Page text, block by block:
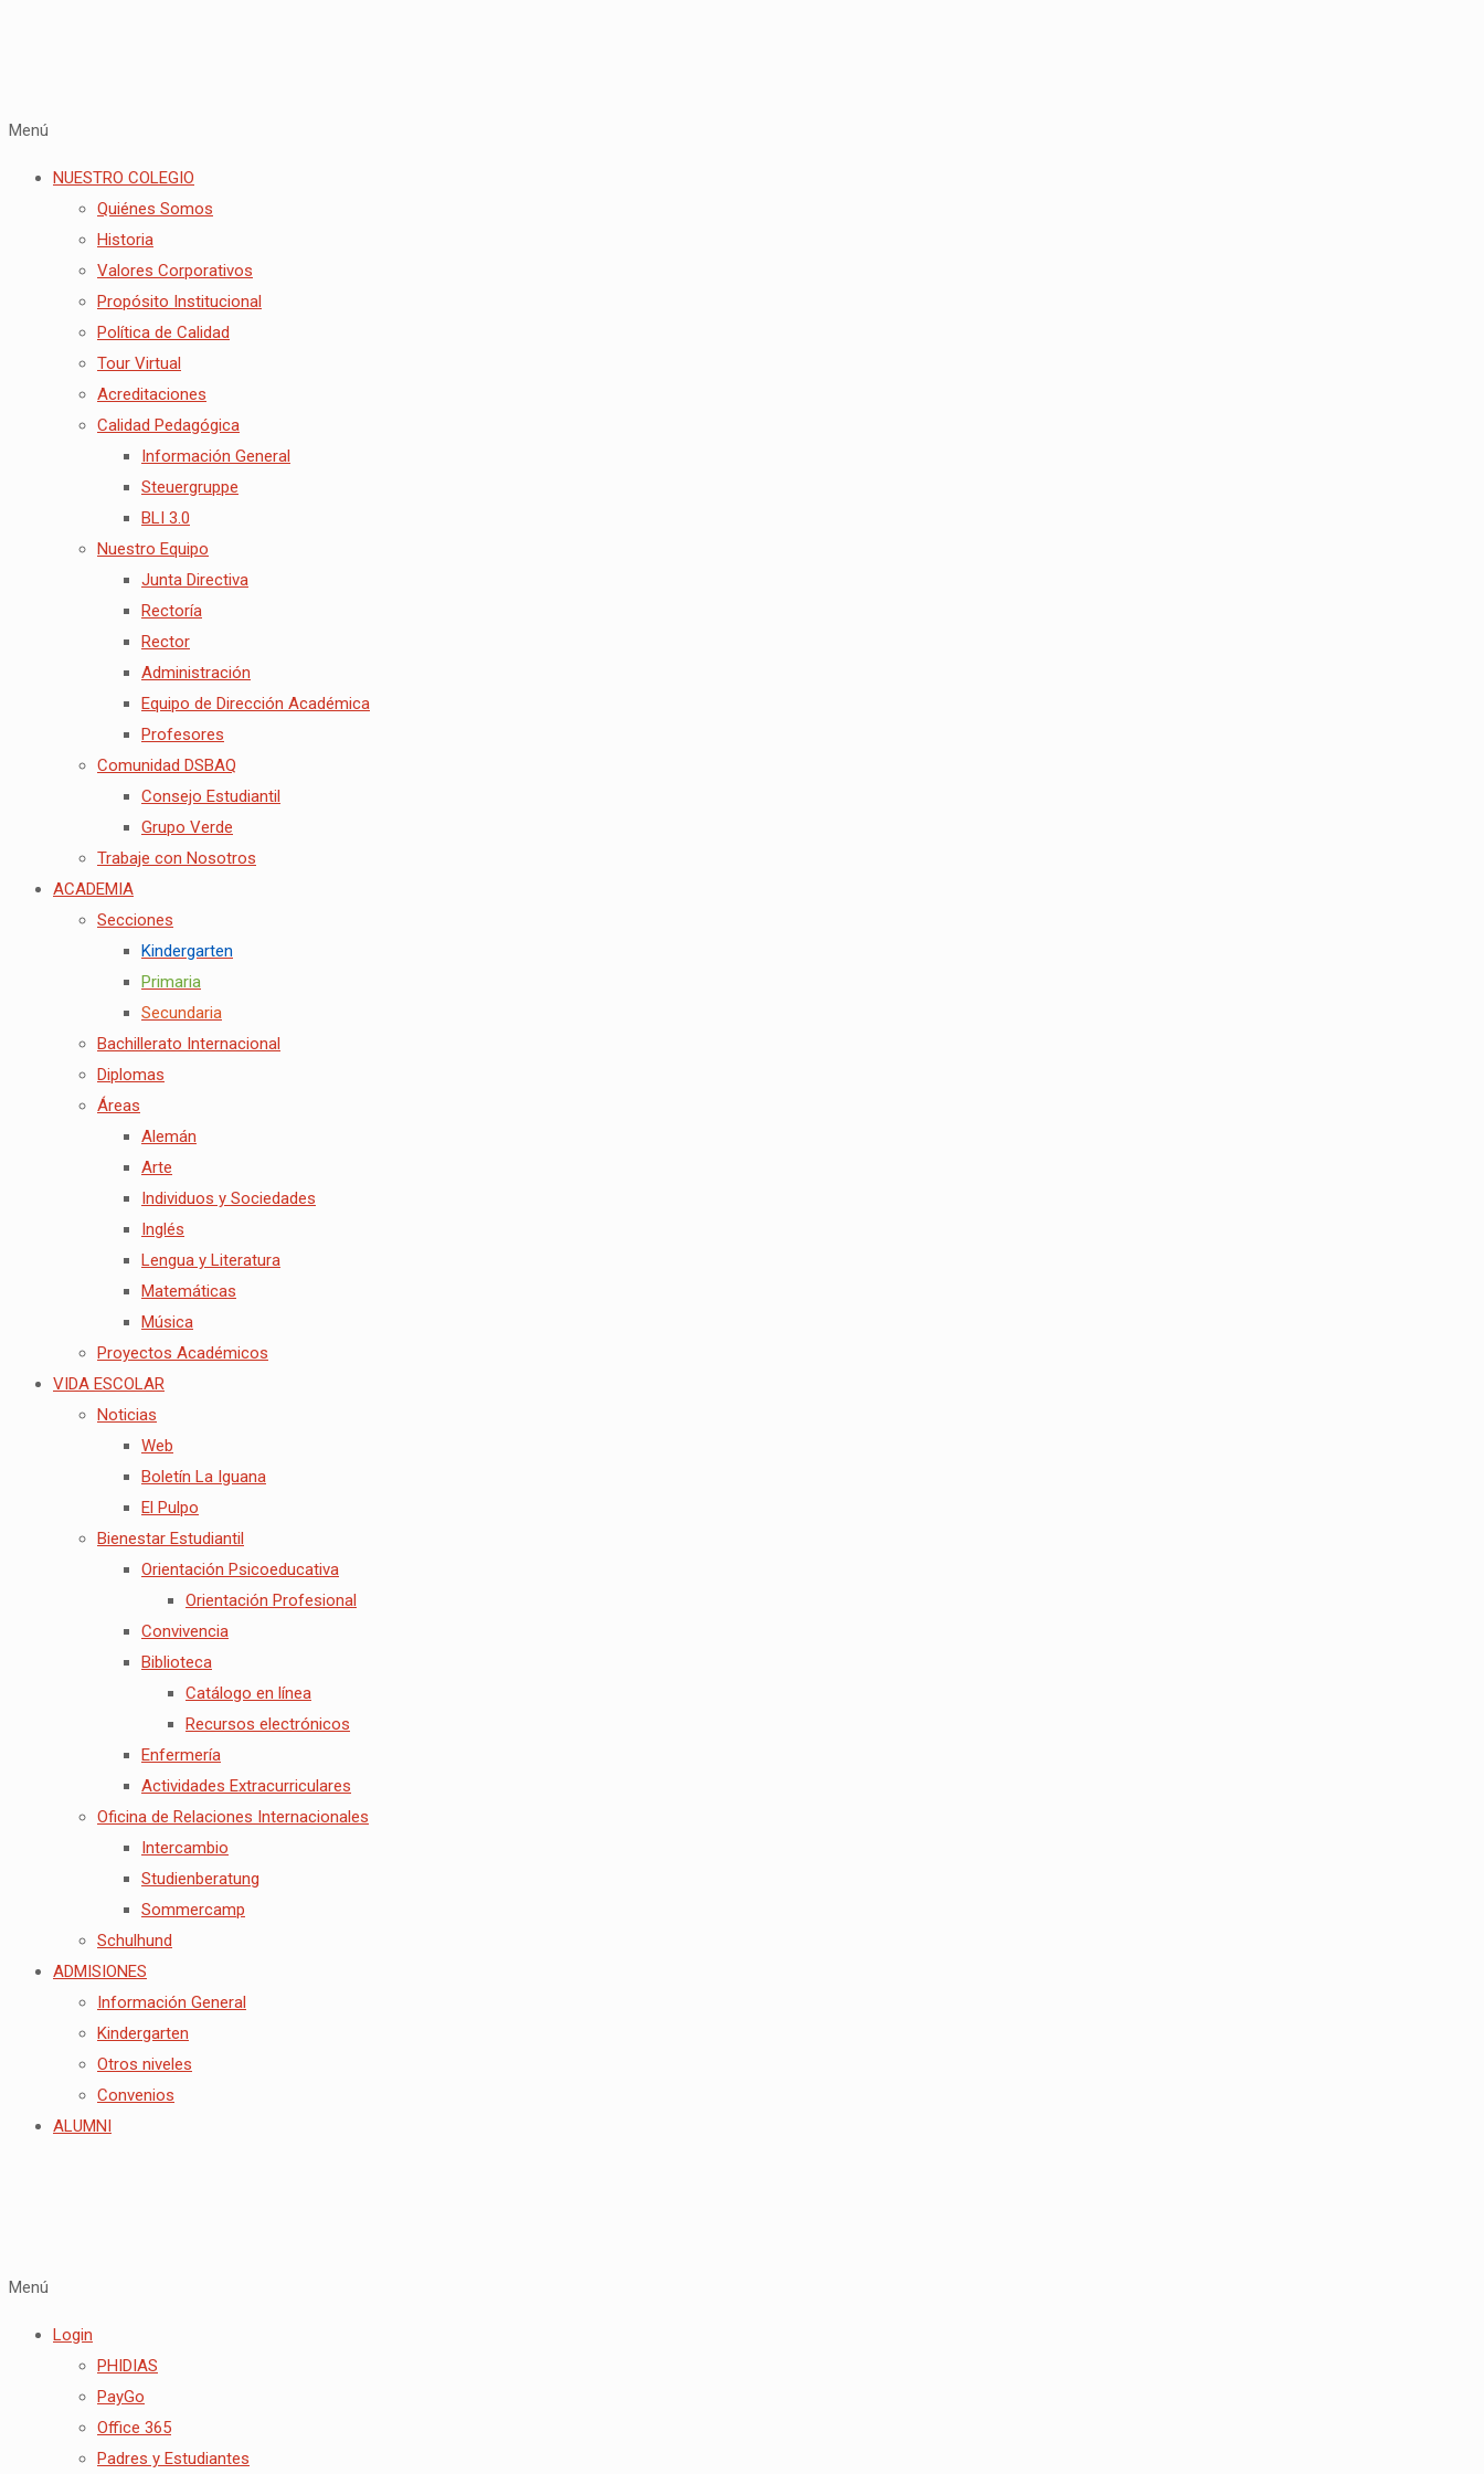
Menú
NUESTRO COLEGIO
Quiénes Somos
Historia
Valores Corporativos
Propósito Institucional
Política de Calidad
Tour Virtual
Acreditaciones
Calidad Pedagógica
Información General
Steuergruppe
BLI 3.0
Nuestro Equipo
Junta Directiva
Rectoría
Rector
Administración
Equipo de Dirección Académica
Profesores
Comunidad DSBAQ
Consejo Estudiantil
Grupo Verde
Trabaje con Nosotros
ACADEMIA
Secciones
Kindergarten
Primaria
Secundaria
Bachillerato Internacional
Diplomas
Áreas
Alemán
Arte
Individuos y Sociedades
Inglés
Lengua y Literatura
Matemáticas
Música
Proyectos Académicos
VIDA ESCOLAR
Noticias
Web
Boletín La Iguana
El Pulpo
Bienestar Estudiantil
Orientación Psicoeducativa
Orientación Profesional
Convivencia
Biblioteca
Catálogo en línea
Recursos electrónicos
Enfermería
Actividades Extracurriculares
Oficina de Relaciones Internacionales
Intercambio
Studienberatung
Sommercamp
Schulhund
ADMISIONES
Información General
Kindergarten
Otros niveles
Convenios
ALUMNI
Menú
Login
PHIDIAS
PayGo
Office 365
Padres y Estudiantes